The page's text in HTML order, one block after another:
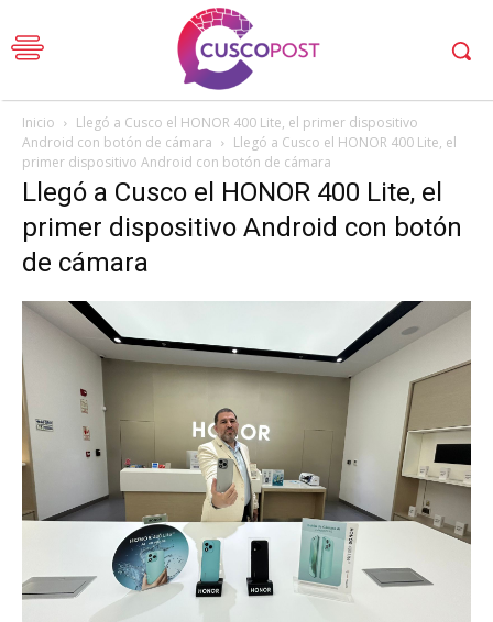
Inicio
Llegó a Cusco el HONOR 400 Lite, el primer dispositivo
Android con botón de cámara
Llegó a Cusco el HONOR 400 Lite, el
primer dispositivo Android con botón de cámara
Llegó a Cusco el HONOR 400 Lite, el
primer dispositivo Android con botón
de cámara